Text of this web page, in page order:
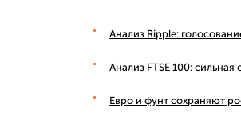
Анализ Ripple:
Анализ FTSE 100:
Евро и фунт сохраняют